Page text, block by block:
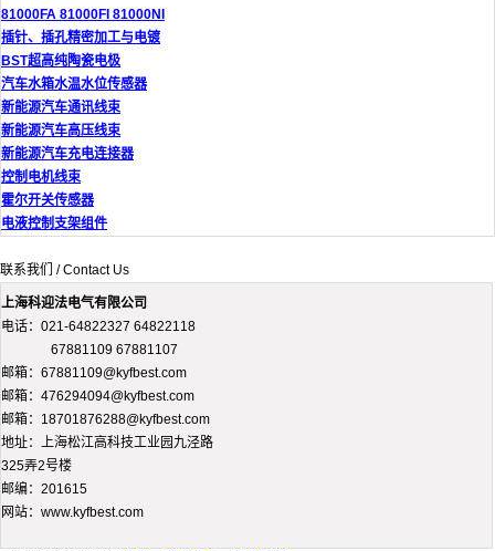
81000FA 81000FI 81000NI
插针、插孔精密加工与电镀
BST超高纯陶瓷电极
汽车水箱水温水位传感器
新能源汽车通讯线束
新能源汽车高压线束
新能源汽车充电连接器
控制电机线束
霍尔开关传感器
电液控制支架组件
联系我们 / Contact Us
上海科迎法电气有限公司
电话：021-64822327 64822118
67881109 67881107
邮箱：67881109@kyfbest.com
邮箱：476294094@kyfbest.com
邮箱：18701876288@kyfbest.com
地址：上海松江高科技工业园九泾路
325弄2号楼
邮编：201615
网站：www.kyfbest.com